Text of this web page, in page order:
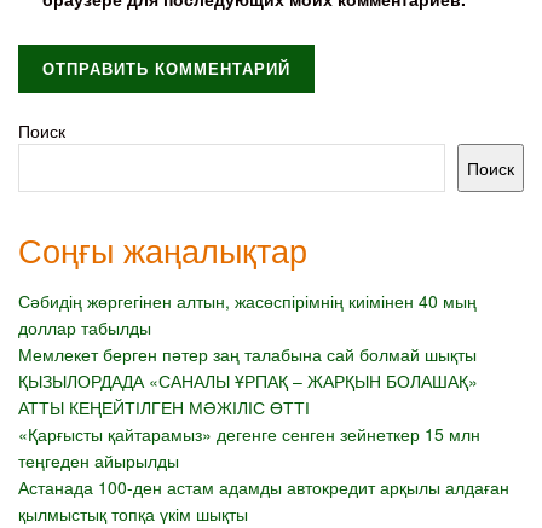
Поиск
Поиск
Соңғы жаңалықтар
Сәбидің жөргегінен алтын, жасөспірімнің киімінен 40 мың
доллар табылды
Мемлекет берген пәтер заң талабына сай болмай шықты
ҚЫЗЫЛОРДАДА «САНАЛЫ ҰРПАҚ – ЖАРҚЫН БОЛАШАҚ»
АТТЫ КЕҢЕЙТІЛГЕН МӘЖІЛІС ӨТТІ
«Қарғысты қайтарамыз» дегенге сенген зейнеткер 15 млн
теңгеден айырылды
Астанада 100-ден астам адамды автокредит арқылы алдаған
қылмыстық топқа үкім шықты